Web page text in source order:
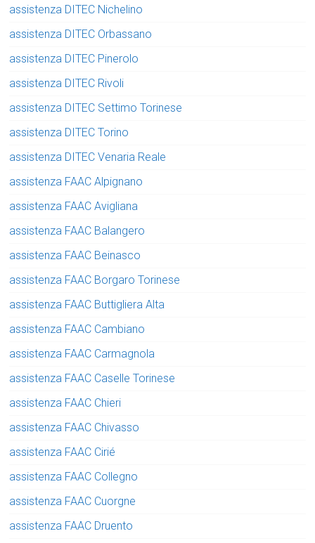
assistenza DITEC Nichelino
assistenza DITEC Orbassano
assistenza DITEC Pinerolo
assistenza DITEC Rivoli
assistenza DITEC Settimo Torinese
assistenza DITEC Torino
assistenza DITEC Venaria Reale
assistenza FAAC Alpignano
assistenza FAAC Avigliana
assistenza FAAC Balangero
assistenza FAAC Beinasco
assistenza FAAC Borgaro Torinese
assistenza FAAC Buttigliera Alta
assistenza FAAC Cambiano
assistenza FAAC Carmagnola
assistenza FAAC Caselle Torinese
assistenza FAAC Chieri
assistenza FAAC Chivasso
assistenza FAAC Cirié
assistenza FAAC Collegno
assistenza FAAC Cuorgne
assistenza FAAC Druento